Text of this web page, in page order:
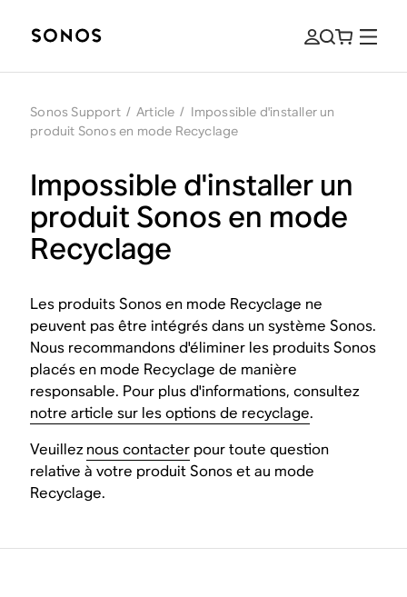
Sonos Support / Article / Impossible d'installer un
produit Sonos en mode Recyclage
Impossible d'installer un
produit Sonos en mode
Recyclage
Les produits Sonos en mode Recyclage ne
peuvent pas être intégrés dans un système Sonos.
Nous recommandons d'éliminer les produits Sonos
placés en mode Recyclage de manière
responsable. Pour plus d'informations, consultez
notre article sur les options de recyclage.
Veuilleznous contacter pour toute question
relative à votre produit Sonos et au mode
Recyclage.